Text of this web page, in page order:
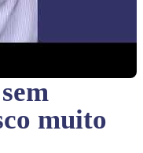
muito